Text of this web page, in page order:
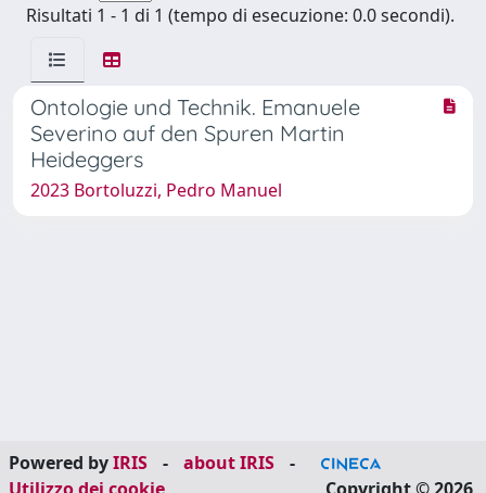
Risultati 1 - 1 di 1 (tempo di esecuzione: 0.0 secondi).
Ontologie und Technik. Emanuele
Severino auf den Spuren Martin
Heideggers
2023 Bortoluzzi, Pedro Manuel
Powered byIRIS - about IRIS
-